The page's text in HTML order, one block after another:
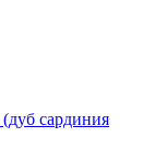
сардиния